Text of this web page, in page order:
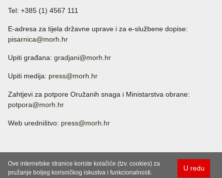
Tel: +385 (1) 4567 111
E-adresa za tijela državne uprave i za e-službene dopise:
pisarnica@morh.hr
Upiti građana: gradjani@morh.hr
Upiti medija: press@morh.hr
Zahtjevi za potpore Oružanih snaga i Ministarstva obrane:
potpora@morh.hr
Web uredništvo: press@morh.hr
U redu
Ove internetske stranice koriste kolačiće (tzv. cookies) za
pružanje boljeg korisničkog iskustva i funkcionalnosti.